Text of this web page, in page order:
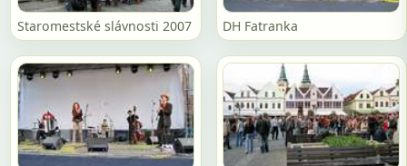
Staromestské slávnosti 2007 DH Fatranka